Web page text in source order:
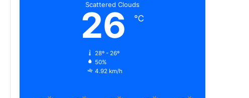
Scattered Clouds
26 ℃
28º - 26º
50%
4.92 km/h